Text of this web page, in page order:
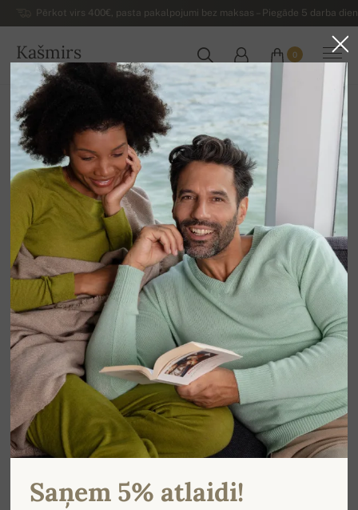
Pērkot virs 400€, pasta pakalpojumi bez maksas – Piegāde 5 darba
Kašmirs
LATVIJA
0
Uz mājām
Luksusa sieviešu kašmira džemperi
Sieviešu kašmira džemperi ar rāvējslēdzēju
Saņem 5% atlaidi!